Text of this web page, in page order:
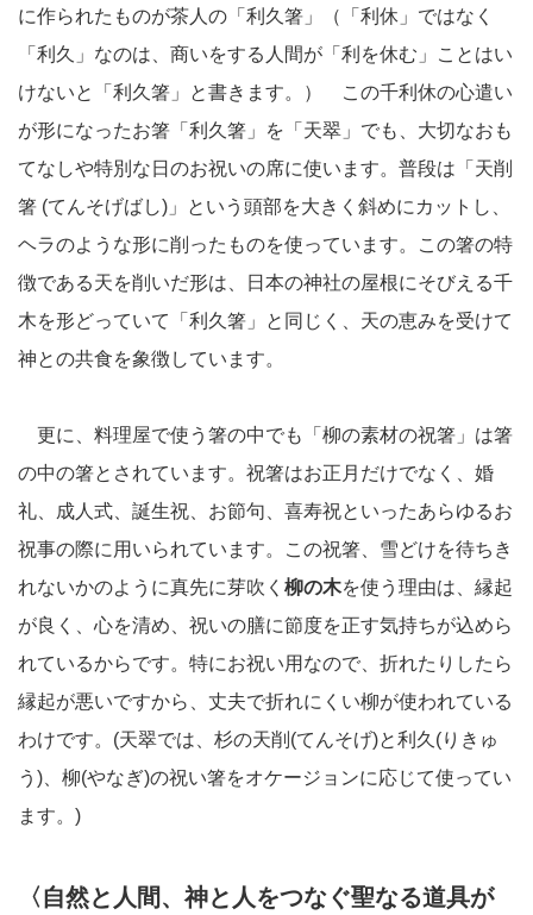
に作られたものが茶人の「利久箸」（「利休」ではなく
「利久」なのは、商いをする人間が「利を休む」ことはい
けないと「利久箸」と書きます。） この千利休の心遣い
が形になったお箸「利久箸」を「天翠」でも、大切なおも
てなしや特別な日のお祝いの席に使います。普段は「天削
箸 (てんそげばし)」という頭部を大きく斜めにカットし、
ヘラのような形に削ったものを使っています。この箸の特
徴である天を削いだ形は、日本の神社の屋根にそびえる千
木を形どっていて「利久箸」と同じく、天の恵みを受けて
神との共食を象徴しています。
更に、料理屋で使う箸の中でも「柳の素材の祝箸」は箸
の中の箸とされています。祝箸はお正月だけでなく、婚
礼、成人式、誕生祝、お節句、喜寿祝といったあらゆるお
祝事の際に用いられています。この祝箸、雪どけを待ちき
れないかのように真先に芽吹く 柳の木を使う理由は、縁起
が良く、心を清め、祝いの膳に節度を正す気持ちが込めら
れているからです。特にお祝い用なので、折れたりしたら
縁起が悪いですから、丈夫で折れにくい柳が使われている
わけです。(天翠では、杉の天削(てんそげ)と利久(りきゅ
う)、柳(やなぎ)の祝い箸をオケージョンに応じて使ってい
ます。)
〈自然と人間、神と人をつなぐ聖なる道具が